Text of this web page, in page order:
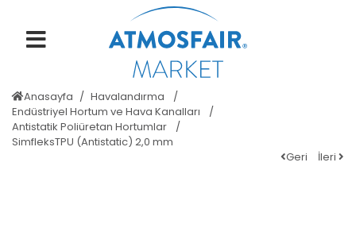
Anasayfa
Havalandırma
Endüstriyel Hortum ve Hava Kanalları
Antistatik Poliüretan Hortumlar
SimfleksTPU (Antistatic) 2,0 mm
Geri
İleri